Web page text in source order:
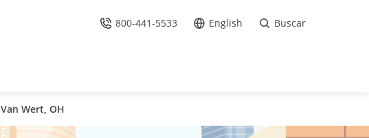
Llámenos
800-441-5533 Ir al sitio en Español /
English Buscar
Van Wert, OH